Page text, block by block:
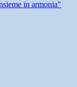
in armonia"